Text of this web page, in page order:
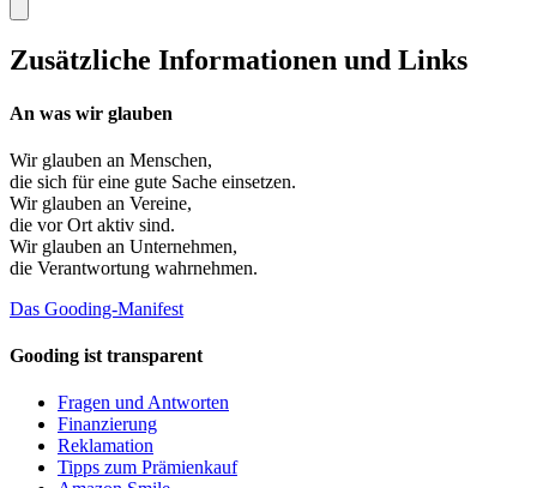
Zusätzliche Informationen und Links
An was wir glauben
Wir glauben an Menschen,
die sich für eine gute Sache einsetzen.
Wir glauben an Vereine,
die vor Ort aktiv sind.
Wir glauben an Unternehmen,
die Verantwortung wahrnehmen.
Das Gooding-Manifest
Gooding ist transparent
Fragen und Antworten
Finanzierung
Reklamation
Tipps zum Prämienkauf